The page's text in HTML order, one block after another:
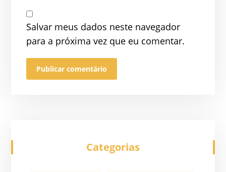
Salvar meus dados neste navegador
para a próxima vez que eu comentar.
Categorias